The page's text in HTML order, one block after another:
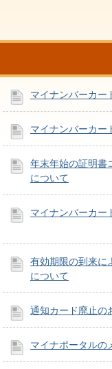
マイナンバーカー
マイナンバーカー
年末年始の証明書
について
マイナンバーカー
有効期限の到来に
について
通知カード廃止の
マイナポータルの